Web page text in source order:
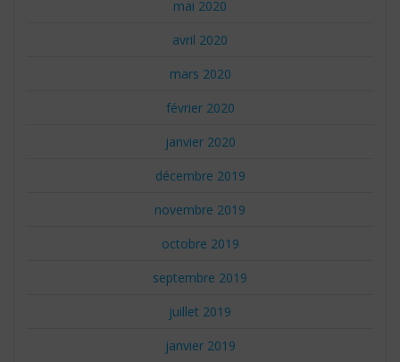
mai 2020
avril 2020
mars 2020
février 2020
janvier 2020
décembre 2019
novembre 2019
octobre 2019
septembre 2019
juillet 2019
janvier 2019